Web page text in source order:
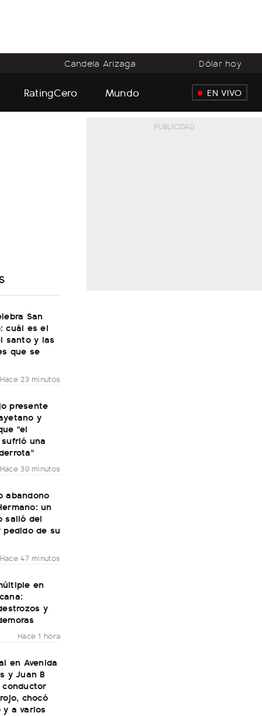
Candela Arizaga Dólar hoy
RatingCero Mundo EN VIVO
San
cuál es el
santo y las
que se
Hace 23 minutos
presente
y
"el
una
Hace 30 minutos
abandono
un
salió del
pedido de su
Hace 47 minutos
en
y
Hace 1 hora
en Avenida
y Juan B
chocó
a varios